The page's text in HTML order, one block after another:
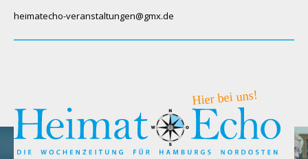
heimatecho-veranstaltungen@gmx.de